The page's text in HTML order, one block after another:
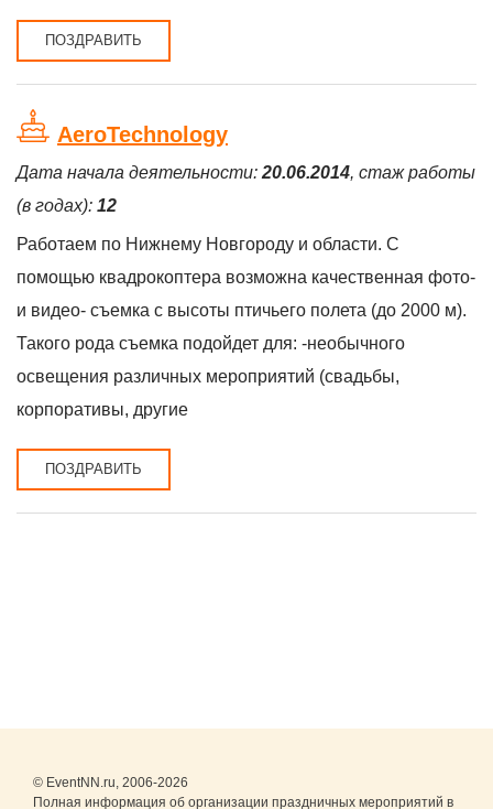
ПОЗДРАВИТЬ
AeroTechnology
Дата начала деятельности: 20.06.2014, стаж работы
(в годах): 12
Работаем по Нижнему Новгороду и области. С
помощью квадрокоптера возможна качественная фото-
и видео- съемка с высоты птичьего полета (до 2000 м).
Такого рода съемка подойдет для: -необычного
освещения различных мероприятий (свадьбы,
корпоративы, другие
ПОЗДРАВИТЬ
© EventNN.ru, 2006-2026
Полная информация об организации праздничных мероприятий в